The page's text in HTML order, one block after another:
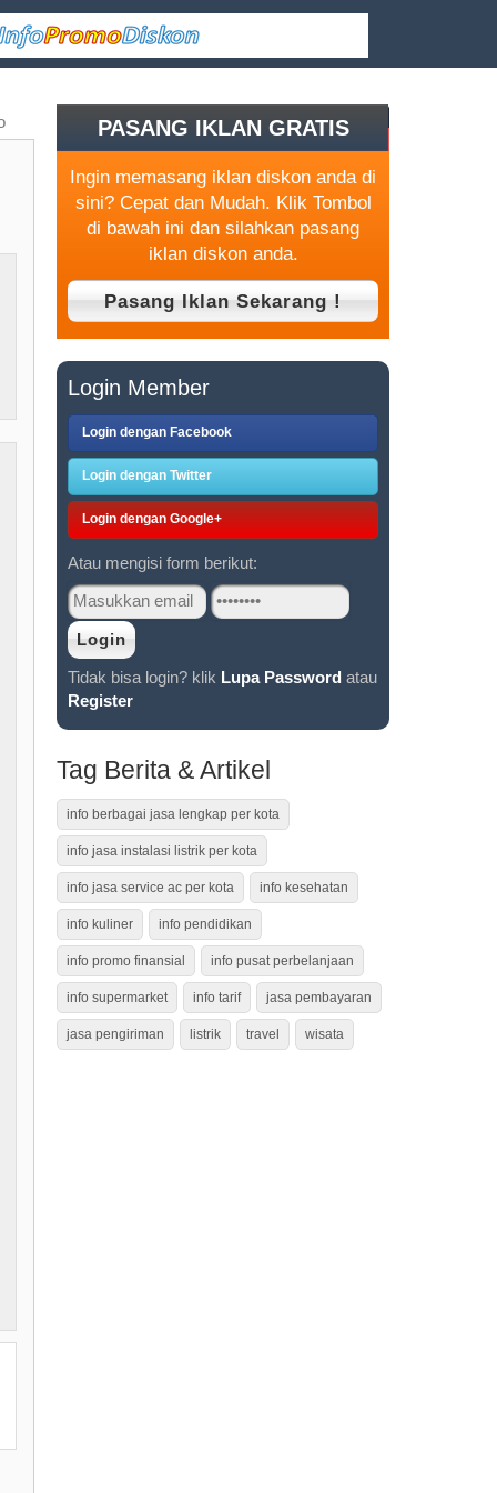
PASANG IKLAN GRATIS
Ingin memasang iklan diskon anda di
sini? Cepat dan Mudah. Klik Tombol
di bawah ini dan silahkan pasang
iklan diskon anda.
Login Member
Login dengan Facebook
Login dengan Twitter
Login dengan Google+
Atau mengisi form berikut:
Tidak bisa login? klik Lupa Password atau
Register
Tag Berita & Artikel
info berbagai jasa lengkap per kota
info jasa instalasi listrik per kota
info jasa service ac per kota info kesehatan
info kuliner info pendidikan
info promo finansial info pusat perbelanjaan
info supermarket info tarif jasa pembayaran
jasa pengiriman listrik travel wisata